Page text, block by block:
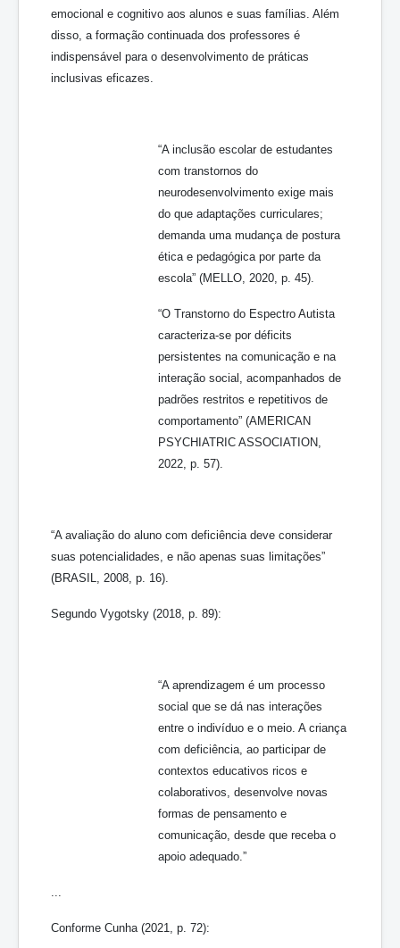
emocional e cognitivo aos alunos e suas famílias. Além
disso, a formação continuada dos professores é
indispensável para o desenvolvimento de práticas
inclusivas eficazes.
“A inclusão escolar de estudantes
com transtornos do
neurodesenvolvimento exige mais
do que adaptações curriculares;
demanda uma mudança de postura
ética e pedagógica por parte da
escola” (MELLO, 2020, p. 45).
“O Transtorno do Espectro Autista
caracteriza-se por déficits
persistentes na comunicação e na
interação social, acompanhados de
padrões restritos e repetitivos de
comportamento” (AMERICAN
PSYCHIATRIC ASSOCIATION,
2022, p. 57).
“A avaliação do aluno com deficiência deve considerar
suas potencialidades, e não apenas suas limitações”
(BRASIL, 2008, p. 16).
Segundo Vygotsky (2018, p. 89):
“A aprendizagem é um processo
social que se dá nas interações
entre o indivíduo e o meio. A criança
com deficiência, ao participar de
contextos educativos ricos e
colaborativos, desenvolve novas
formas de pensamento e
comunicação, desde que receba o
apoio adequado.”
Conforme Cunha (2021, p. 72):